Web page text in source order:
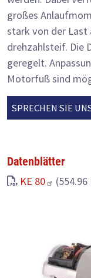
großes
stark von der Last
drehzahlsteif. Die
geregelt.
Motorfuß sind
SPRECHEN SIE
Datenblätter
KE 80 (554.96